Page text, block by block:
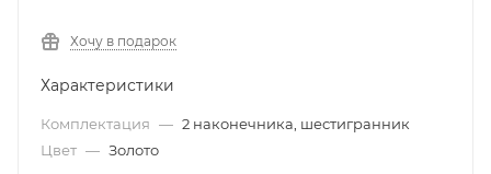
Хочу в подарок
Характеристики
Комплектация — 2 наконечника, шестигранник
Цвет — Золото